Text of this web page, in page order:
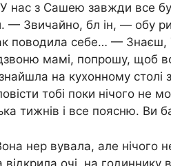
нас з Сашею завжди все
— Звичайно, бл ін, — обу
поводила себе… — Знаєш,
мамі, попрошу, щоб
на кухонному столі
тобі поки нічого не
тижнів і все поясню. Ви
нер вувала, але нічого
відкрила очі, на